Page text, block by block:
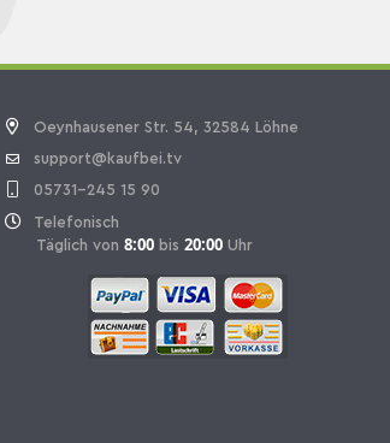
Oeynhausener Str. 54, 32584 Löhne
support@kaufbei.tv
05731-245 15 90
Telefonisch
Täglich von 8:00 bis 20:00 Uhr